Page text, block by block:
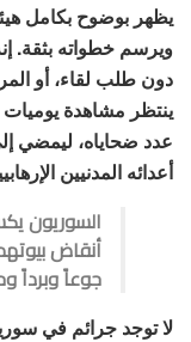
يظهر بوضوح بكامل
ويرسم خطواته بثقة.
دون طلب لقاء، أو
ينتظر مشاهدة
عدد ضحاياه، ليمضي
أعدائه المدنيين
السوريون
أنقاض
جوعاً وبرداً
لا توجد جرائم في